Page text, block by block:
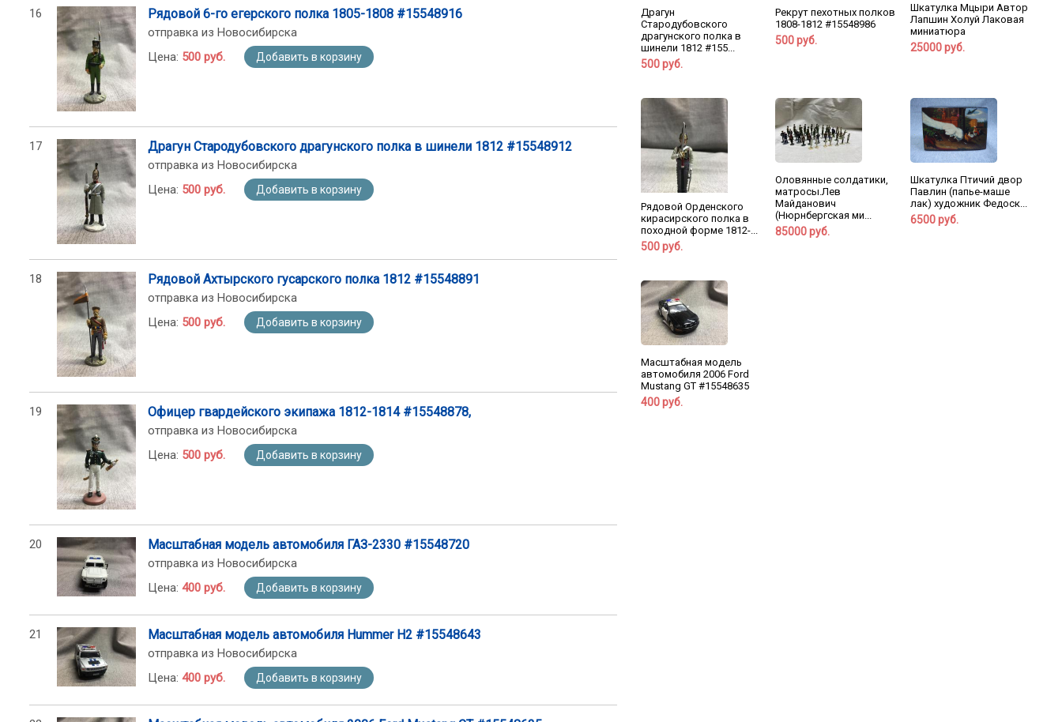
16 Рядовой 6-го егерского полка 1805-1808 #15548916
отправка из Новосибирска
Цена: 500 руб. Добавить в корзину
17 Драгун Стародубовского драгунского полка в шинели 1812 #15548912
отправка из Новосибирска
Цена: 500 руб. Добавить в корзину
18 Рядовой Ахтырского гусарского полка 1812 #15548891
отправка из Новосибирска
Цена: 500 руб. Добавить в корзину
19 Офицер гвардейского экипажа 1812-1814 #15548878,
отправка из Новосибирска
Цена: 500 руб. Добавить в корзину
20 Масштабная модель автомобиля ГАЗ-2330 #15548720
отправка из Новосибирска
Цена: 400 руб. Добавить в корзину
21 Масштабная модель автомобиля Hummer H2 #15548643
отправка из Новосибирска
Цена: 400 руб. Добавить в корзину
Драгун
Стародубовского
драгунского полка в
шинели 1812 #155...
500 руб.
Рекрут пехотных полков
1808-1812 #15548986
500 руб.
Шкатулка Мцыри Автор
Лапшин Холуй Лаковая
миниатюра
25000 руб.
Рядовой Орденского
кирасирского полка в
походной форме 1812-...
500 руб.
Оловянные солдатики,
матросы.Лев
Майданович
(Нюрнбергская ми...
85000 руб.
Шкатулка Птичий двор
Павлин (папье-маше
лак) художник Федоск...
6500 руб.
Масштабная модель
автомобиля 2006 Ford
Mustang GT #15548635
400 руб.